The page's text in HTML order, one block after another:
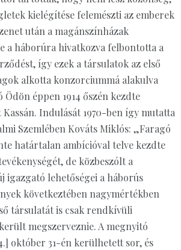
kielégítése felemészti az emberek
után a magánszínházak
a háborúra hivatkozva felbontotta a
így ezek a társulatok az első
alkotta konzorciummá alakulva
Ödön éppen 1914 őszén kezdte
Indulását 1970-ben így mutatta
Szemlében Kováts Miklós: „Faragó
határtalan ambícióval telve kezdte
de közbeszólt a
igazgató lehetőségei a háborús
következtében nagymértékben
társulatát is csak rendkívüli
megszerveznie. A megnyitó
október 31-én kerülhetett sor, és